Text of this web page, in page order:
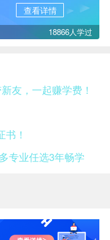
查看详情
18866人学过
友，一起赚学费！
！
专业任选3年畅学